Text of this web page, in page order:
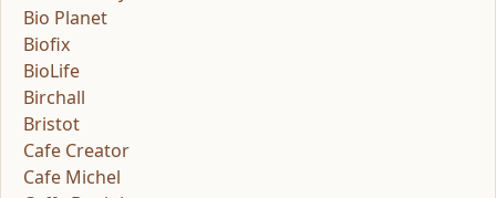
Bio Planet
Biofix
BioLife
Birchall
Bristot
Cafe Creator
Cafe Michel